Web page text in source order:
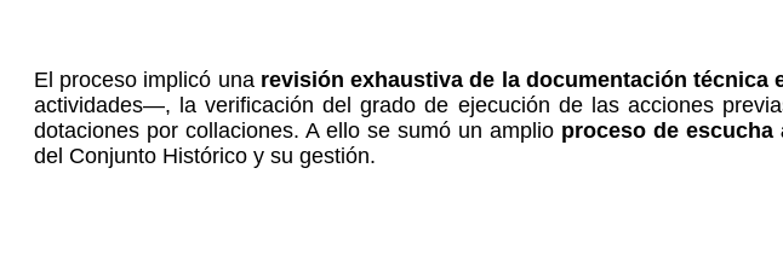
El proceso implicó una revisión exhaustiva de la documentación técnica
actividades—, la verificación del grado de ejecución de las acciones
dotaciones por collaciones. A ello se sumó un amplio proceso de escucha
del Conjunto Histórico y su gestión.